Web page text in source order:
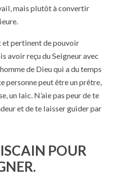
mais plutôt à convertir
pertinent de pouvoir
avoir reçu du Seigneur avec
de Dieu qui a du temps
personne peut être un prêtre,
un laic. N’aie pas peur de te
et de te laisser guider par
POUR